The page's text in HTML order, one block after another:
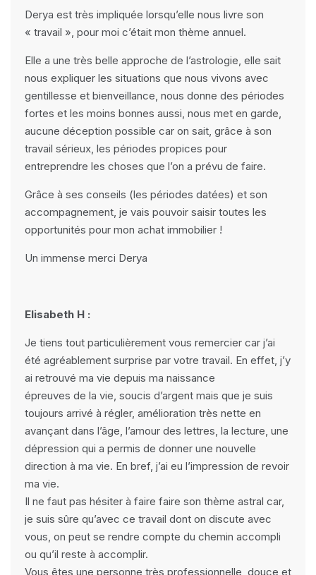
Derya est très impliquée lorsqu’elle nous livre son
« travail », pour moi c’était mon thème annuel.
Elle a une très belle approche de l’astrologie, elle sait
nous expliquer les situations que nous vivons avec
gentillesse et bienveillance, nous donne des périodes
fortes et les moins bonnes aussi, nous met en garde,
aucune déception possible car on sait, grâce à son
travail sérieux, les périodes propices pour
entreprendre les choses que l’on a prévu de faire.
Grâce à ses conseils (les périodes datées) et son
accompagnement, je vais pouvoir saisir toutes les
opportunités pour mon achat immobilier !
Un immense merci Derya
Elisabeth H :
Je tiens tout particulièrement vous remercier car j’ai
été agréablement surprise par votre travail. En effet, j’y
ai retrouvé ma vie depuis ma naissance
épreuves de la vie, soucis d’argent mais que je suis
toujours arrivé à régler, amélioration très nette en
avançant dans l’âge, l’amour des lettres, la lecture, une
dépression qui a permis de donner une nouvelle
direction à ma vie. En bref, j’ai eu l’impression de revoir
ma vie.
Il ne faut pas hésiter à faire faire son thème astral car,
je suis sûre qu’avec ce travail dont on discute avec
vous, on peut se rendre compte du chemin accompli
ou qu’il reste à accomplir.
Vous êtes une personne très professionnelle, douce et